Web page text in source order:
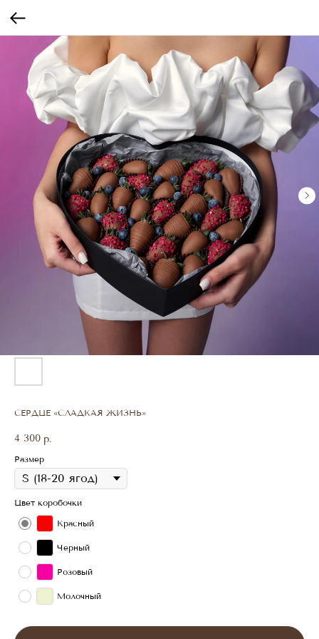
СЕРДЦЕ «СЛАДКАЯ ЖИЗНЬ»
4 300 р.
Размер
Цвет коробочки
Красный
Черный
Розовый
Молочный